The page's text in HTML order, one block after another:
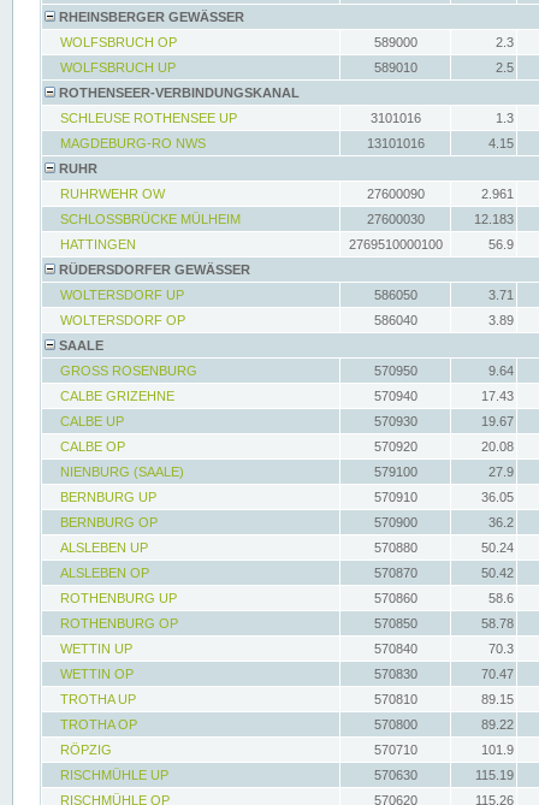
RHEINSBERGER GEWÄSSER
WOLFSBRUCH OP
589000
2.3
WOLFSBRUCH UP
589010
2.5
ROTHENSEER-VERBINDUNGSKANAL
SCHLEUSE ROTHENSEE UP
3101016
1.3
MAGDEBURG-RO NWS
13101016
4.15
RUHR
RUHRWEHR OW
27600090
2.961
SCHLOSSBRÜCKE MÜLHEIM
27600030
12.183
HATTINGEN
2769510000100
56.9
RÜDERSDORFER GEWÄSSER
WOLTERSDORF UP
586050
3.71
WOLTERSDORF OP
586040
3.89
SAALE
GROSS ROSENBURG
570950
9.64
CALBE GRIZEHNE
570940
17.43
CALBE UP
570930
19.67
CALBE OP
570920
20.08
NIENBURG (SAALE)
579100
27.9
BERNBURG UP
570910
36.05
BERNBURG OP
570900
36.2
ALSLEBEN UP
570880
50.24
ALSLEBEN OP
570870
50.42
ROTHENBURG UP
570860
58.6
ROTHENBURG OP
570850
58.78
WETTIN UP
570840
70.3
WETTIN OP
570830
70.47
TROTHA UP
570810
89.15
TROTHA OP
570800
89.22
RÖPZIG
570710
101.9
RISCHMÜHLE UP
570630
115.19
RISCHMÜHLE OP
570620 115.26